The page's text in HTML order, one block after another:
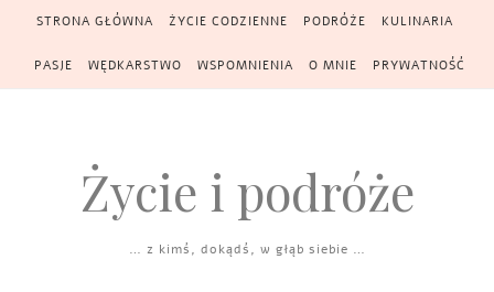
Skip to content
STRONA GŁÓWNA ŻYCIE CODZIENNE PODRÓŻE KULINARIA
PASJE WĘDKARSTWO WSPOMNIENIA O MNIE PRYWATNOŚĆ
Życie i podróże
… z kimś, dokądś, w głąb siebie …